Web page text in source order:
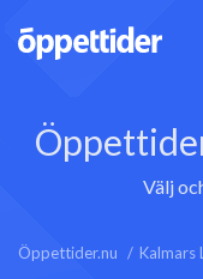
Välj
Öppettider.nu Kalmars